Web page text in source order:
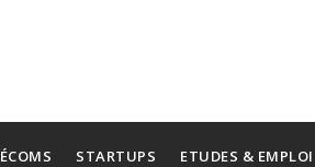
STARTUPS ETUDES & EMPLOI